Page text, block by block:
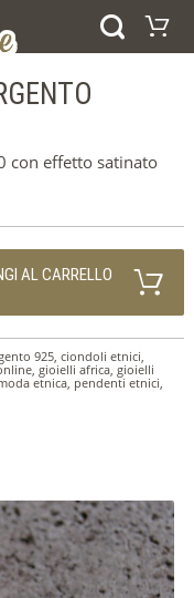
Carrello
Visitate il negozio
con effetto satinato
AL CARRELLO
925, ciondoli etnici,
, gioielli africa, gioielli
etnica, pendenti etnici,